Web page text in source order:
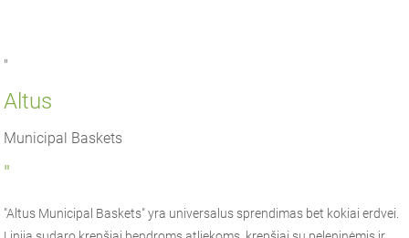
"
Altus
Municipal Baskets
"
"Altus Municipal Baskets" yra universalus sprendimas bet kokiai erdvei.